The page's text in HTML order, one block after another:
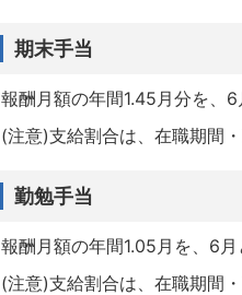
期末手当
報酬月額の年間1.45月分を、
(注意)支給割合は、在職期間
勤勉手当
報酬月額の年間1.05月を、6
(注意)支給割合は、在職期間